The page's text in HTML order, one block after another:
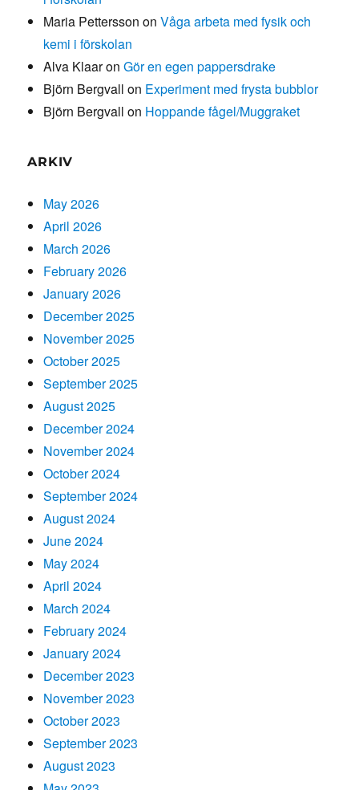
Maria Pettersson onVåga arbeta med fysik och
kemi i förskolan
Alva KlaaronGör en egen pappersdrake
Björn Bergvall on Experiment med frysta bubblor
Björn Bergvall on Hoppande fågel/Muggraket
ARKIV
May 2026
April 2026
March 2026
February 2026
January 2026
December 2025
November 2025
October 2025
September 2025
August 2025
December 2024
November 2024
October 2024
September 2024
August 2024
June 2024
May 2024
April 2024
March 2024
February 2024
January 2024
December 2023
November 2023
October 2023
September 2023
August 2023